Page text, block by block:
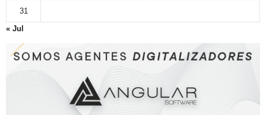
31
« Jul